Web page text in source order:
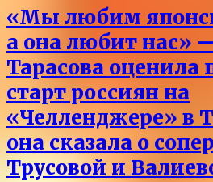
«Мы любим
а она любит нас»
Тарасова оценила
старт россиян на
«Челленджере» в
она сказала о
Трусовой и